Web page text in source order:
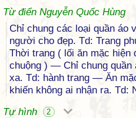
Từ điển Nguyễn Quốc Hùng
Chỉ chung các loại quần áo
người cho đẹp. Td: Trang
Thời trang ( lối ăn mặc
chuộng ) — Chỉ chung quần
xa. Td: hành trang — Ăn
khiến không ai nhận ra. Td:
Tự hình
2